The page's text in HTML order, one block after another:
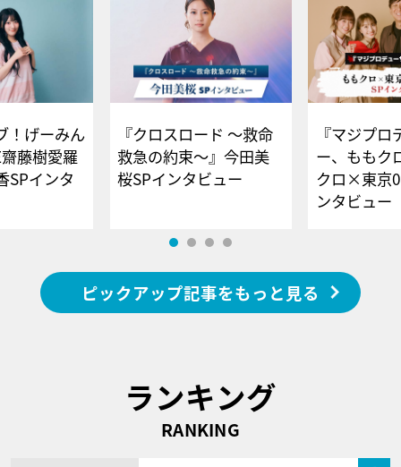
！げーみん
藤樹愛羅
SPインタ
『クロスロード ～救命
救急の約束～』今田美
桜SPインタビュー
『マジプロ
ー、ももク
クロ×東京
ンタビュー
ピックアップ記事をもっと見る
ランキング
RANKING